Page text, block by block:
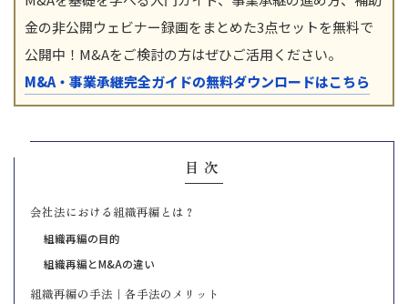
金の非公開ウェビナー録画をまとめた3点セットを無料で
公開中！M&Aをご検討の方はぜひご活用ください。
M&A・事業承継完全ガイドの無料ダウンロードはこちら
目次
会社法における組織再編とは？
組織再編の目的
組織再編とM&Aの違い
組織再編の手法｜各手法のメリット